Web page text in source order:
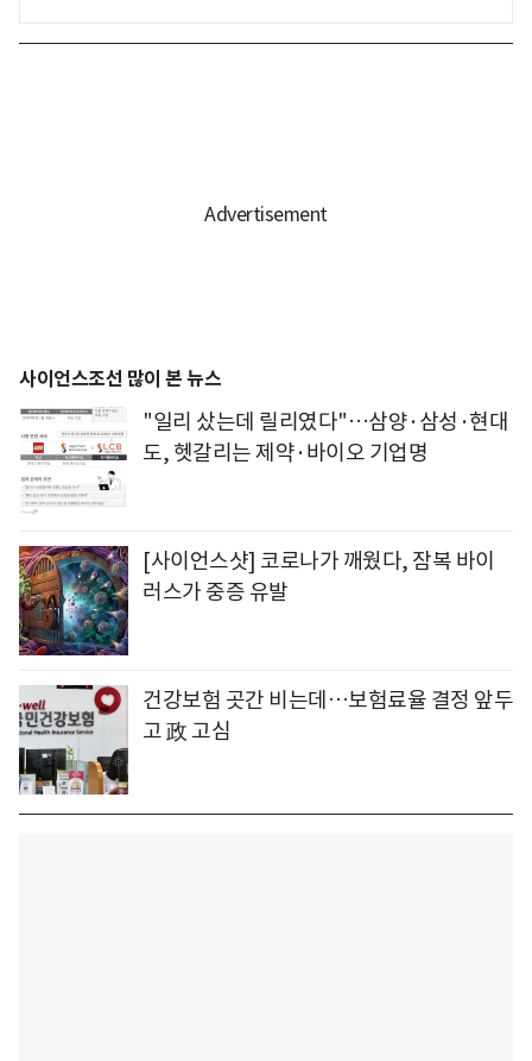
사이언스조선 많이 본 뉴스
"일리 샀는데 릴리였다"…삼양·삼성·현대
도, 헷갈리는 제약·바이오 기업명
[사이언스샷] 코로나가 깨웠다, 잠복 바이
러스가 중증 유발
건강보험 곳간 비는데…보험료율 결정 앞두
고 政 고심